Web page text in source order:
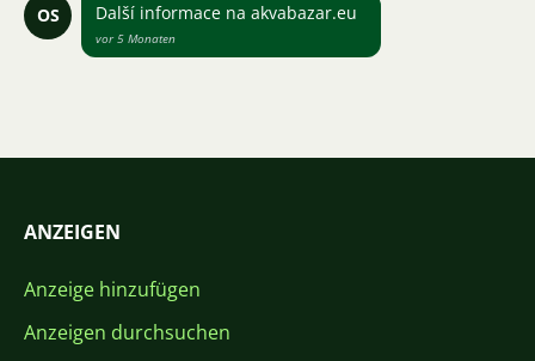
OS Další informace na akvabazar.eu
vor 5 Monaten
ANZEIGEN
Anzeige hinzufügen
Anzeigen durchsuchen